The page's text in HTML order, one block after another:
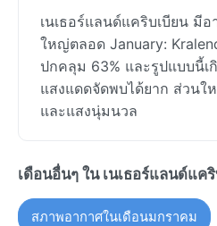
เนเธอร์แลนด์แคริบเบียน มี
ใหญ่ตลอด January:
ปกคลุม 63% และรูปแบบนี้เ
แสงแดดจัดพบได้ยาก ส่วนใ
และแสงนุ่มนวล
เดือนอื่นๆ ใน เนเธอร์แลนด์แค
สภาพอากาศในเดือนมกราคม